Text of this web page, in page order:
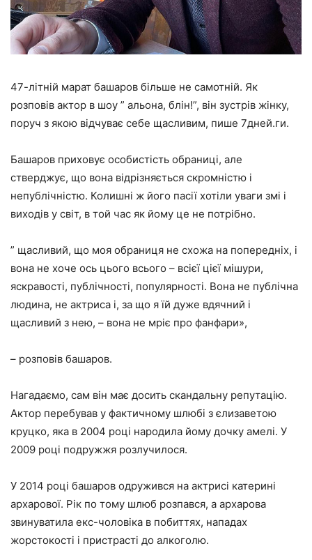
47-літній марат башаров більше не самотній. Як
розповів актор в шоу ” альона, блін!”, він зустрів жінку,
поруч з якою відчуває себе щасливим, пише 7дней.ги.
Башаров приховує особистість обраниці, але
стверджує, що вона відрізняється скромністю і
непублічністю. Колишні ж його пасії хотіли уваги змі і
виходів у світ, в той час як йому це не потрібно.
” щасливий, що моя обраниця не схожа на попередніх, і
вона не хоче ось цього всього – всієї цієї мішури,
яскравості, публічності, популярності. Вона не публічна
людина, не актриса і, за що я їй дуже вдячний і
щасливий з нею, – вона не мріє про фанфари»,
– розповів башаров.
Нагадаємо, сам він має досить скандальну репутацію.
Актор перебував у фактичному шлюбі з єлизаветою
круцко, яка в 2004 році народила йому дочку амелі. У
2009 році подружжя розлучилося.
У 2014 році башаров одружився на актрисі катерині
архарової. Рік по тому шлюб розпався, а архарова
звинуватила екс-чоловіка в побиттях, нападах
жорстокості і пристрасті до алкоголю.